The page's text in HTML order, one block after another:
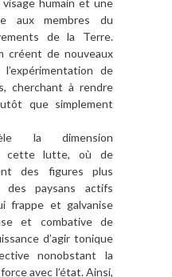
humain et une
aux membres du
de la Terre.
créent de nouveaux
de
cherchant à rendre
que simplement
la dimension
cette lutte, où de
des figures plus
des paysans actifs
frappe et galvanise
et combative de
d’agir tonique
nonobstant la
avec l’état. Ainsi,